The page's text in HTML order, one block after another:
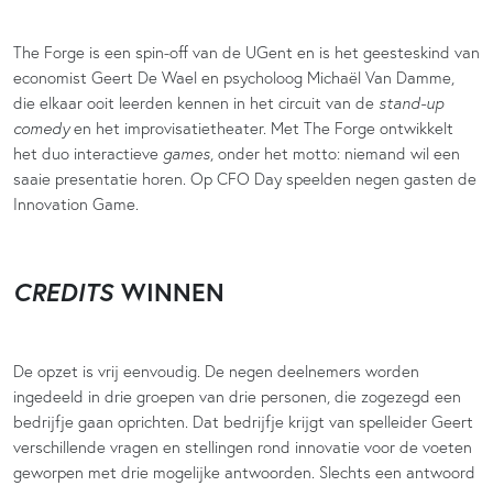
The Forge is een spin-off van de UGent en is het geesteskind van
economist Geert De Wael en psycholoog Michaël Van Damme,
die elkaar ooit leerden kennen in het circuit van de stand-up
comedyen het improvisatietheater. Met The Forge ontwikkelt
het duo interactieve games, onder het motto: niemand wil een
saaie presentatie horen. Op CFO Day speelden negen gasten de
Innovation Game.
CREDITSWINNEN
De opzet is vrij eenvoudig. De negen deelnemers worden
ingedeeld in drie groepen van drie personen, die zogezegd een
bedrijfje gaan oprichten. Dat bedrijfje krijgt van spelleider Geert
verschillende vragen en stellingen rond innovatie voor de voeten
geworpen met drie mogelijke antwoorden. Slechts een antwoord